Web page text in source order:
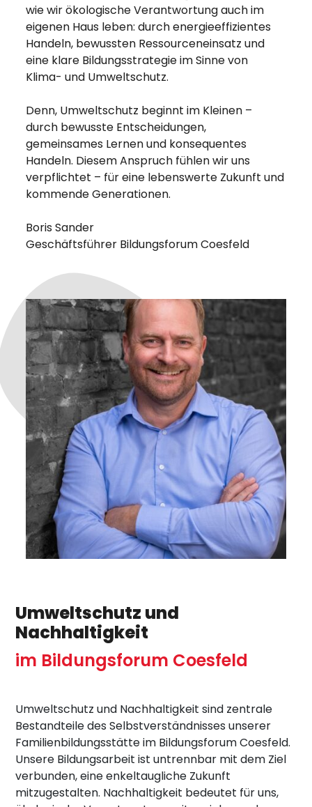
wie wir ökologische Verantwortung auch im
eigenen Haus leben: durch energieeffizientes
Handeln, bewussten Ressourceneinsatz und
eine klare Bildungsstrategie im Sinne von
Klima- und Umweltschutz.
Denn, Umweltschutz beginnt im Kleinen –
durch bewusste Entscheidungen,
gemeinsames Lernen und konsequentes
Handeln. Diesem Anspruch fühlen wir uns
verpflichtet – für eine lebenswerte Zukunft und
kommende Generationen.
Boris Sander
Geschäftsführer Bildungsforum Coesfeld
Umweltschutz und
Nachhaltigkeit
im Bildungsforum Coesfeld
Umweltschutz und Nachhaltigkeit sind zentrale
Bestandteile des Selbstverständnisses unserer
Familienbildungsstätte im Bildungsforum Coesfeld.
Unsere Bildungsarbeit ist untrennbar mit dem Ziel
verbunden, eine enkeltaugliche Zukunft
mitzugestalten. Nachhaltigkeit bedeutet für uns,